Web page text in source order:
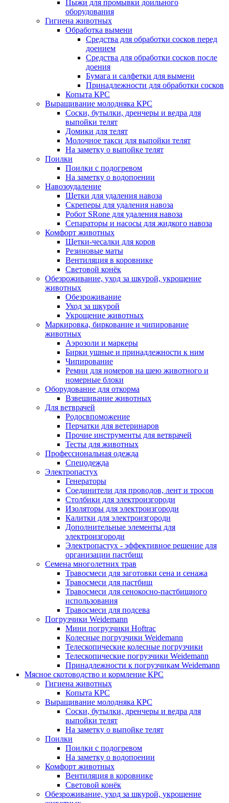
Пыжи для промывки доильного
оборудования
Гигиена животных
Обработка вымени
Средства для обработки сосков перед
доением
Средства для обработки сосков после
доения
Бумага и салфетки для вымени
Принадлежности для обработки сосков
Копыта КРС
Выращивание молодняка КРС
Соски, бутылки, дренчеры и ведра для
выпойки телят
Домики для телят
Молочное такси для выпойки телят
На заметку о выпойке телят
Поилки
Поилки с подогревом
На заметку о водопоении
Навозоудаление
Щетки для удаления навоза
Скреперы для удаления навоза
Робот SRone для удаления навоза
Сепараторы и насосы для жидкого навоза
Комфорт животных
Щетки-чесалки для коров
Резиновые маты
Вентиляция в коровнике
Световой конёк
Обезроживание, уход за шкурой, укрощение
животных
Обезроживание
Уход за шкурой
Укрощение животных
Маркировка, биркование и чипирование
животных
Аэрозоли и маркеры
Бирки ушные и принадлежности к ним
Чипирование
Ремни для номеров на шею животного и
номерные блоки
Оборудование для откорма
Взвешивание животных
Для ветврачей
Родосвпоможение
Перчатки для ветеринаров
Прочие инструменты для ветврачей
Тесты для животных
Профессиональная одежда
Cпецодежда
Электропастух
Генераторы
Соединители для проводов, лент и тросов
Столбики для электроизгороди
Изоляторы для электроизгороди
Калитки для электроизгороди
Дополнительные элементы для
электроизгороди
Электропастух - эффективное решение для
организации пастбищ
Семена многолетних трав
Травосмеси для заготовки сена и сенажа
Травосмеси для пастбищ
Травосмеси для сенокосно-пастбищного
использования
Травосмеси для подсева
Погрузчики Weidemann
Мини погрузчики Hoftraс
Колесные погрузчики Weidemann
Телескопические колесные погрузчики
Телескопические погрузчики Weidemann
Принадлежности к погрузчикам Weidemann
Мясное скотоводство и кормление КРС
Гигиена животных
Копыта КРС
Выращивание молодняка КРС
Соски, бутылки, дренчеры и ведра для
выпойки телят
На заметку о выпойке телят
Поилки
Поилки с подогревом
На заметку о водопоении
Комфорт животных
Вентиляция в коровнике
Световой конёк
Обезроживание, уход за шкурой, укрощение